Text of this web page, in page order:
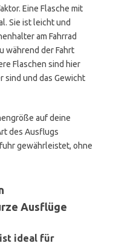
Eine Flasche mit
Sie ist leicht und
am Fahrrad
während der Fahrt
Flaschen sind hier
sind und das Gewicht
auf deine
des Ausflugs
gewährleistet, ohne
Ausflüge
ideal für